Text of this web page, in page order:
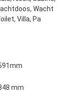
Wacht
Villa, Pa
mm